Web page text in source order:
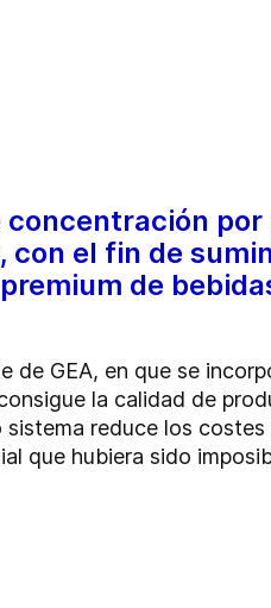
el fin de
de
de GEA, en que se
la calidad de
reduce los
que hubiera sido